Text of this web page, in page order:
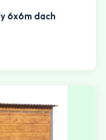
6x6m dach